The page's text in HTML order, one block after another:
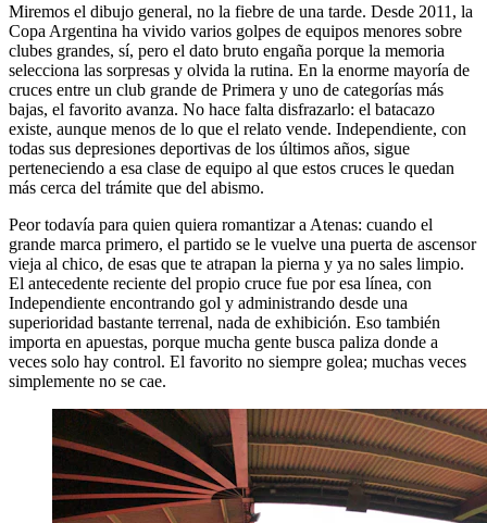
Miremos el dibujo general, no la fiebre de una tarde. Desde 2011, la
Copa Argentina ha vivido varios golpes de equipos menores sobre
clubes grandes, sí, pero el dato bruto engaña porque la memoria
selecciona las sorpresas y olvida la rutina. En la enorme mayoría de
cruces entre un club grande de Primera y uno de categorías más
bajas, el favorito avanza. No hace falta disfrazarlo: el batacazo
existe, aunque menos de lo que el relato vende. Independiente, con
todas sus depresiones deportivas de los últimos años, sigue
perteneciendo a esa clase de equipo al que estos cruces le quedan
más cerca del trámite que del abismo.
Peor todavía para quien quiera romantizar a Atenas: cuando el
grande marca primero, el partido se le vuelve una puerta de ascensor
vieja al chico, de esas que te atrapan la pierna y ya no sales limpio.
El antecedente reciente del propio cruce fue por esa línea, con
Independiente encontrando gol y administrando desde una
superioridad bastante terrenal, nada de exhibición. Eso también
importa en apuestas, porque mucha gente busca paliza donde a
veces solo hay control. El favorito no siempre golea; muchas veces
simplemente no se cae.